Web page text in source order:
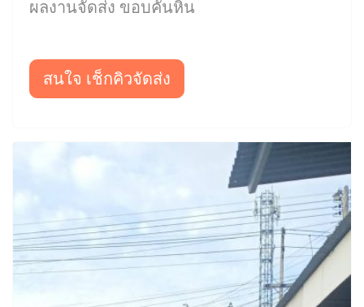
ผลงานจัดส่ง ขอบคันหิน
สนใจ เช็กคิวจัดส่ง